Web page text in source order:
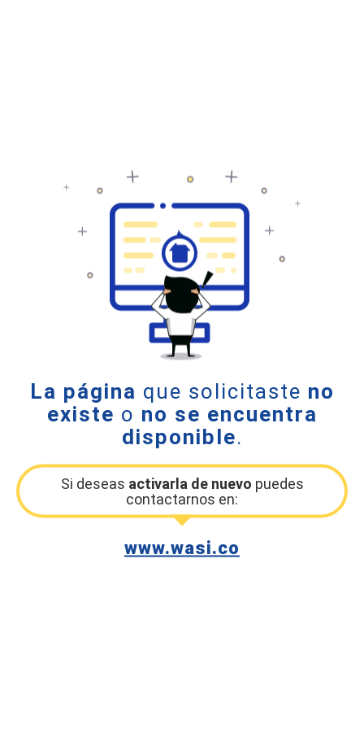
La página que solicitaste no
existe o no se encuentra
disponible.
Si deseas activarla de nuevo puedes
contactarnos en:
www.wasi.co